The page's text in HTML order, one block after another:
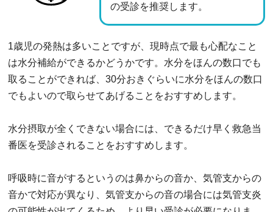
の受診を推奨します。
1歳児の発熱は多いことですが、現時点で最も心配なこと
は水分補給ができるかどうかです。水分をほんの数口でも
取ることができれば、30分おきぐらいに水分をほんの数口
でもよいので取らせてあげることをおすすめします。
水分摂取が全くできない場合には、できるだけ早く救急当
番医を受診されることをおすすめします。
呼吸時に音がするというのは鼻からの音か、気管支からの
音かで対応が異なり、気管支からの音の場合には気管支炎